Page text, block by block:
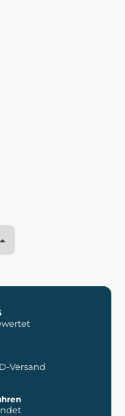
Versand